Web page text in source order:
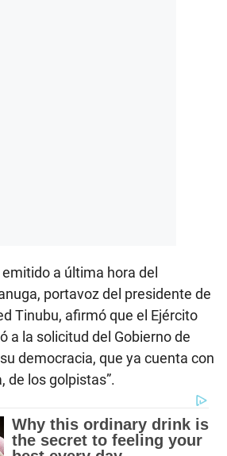
a última hora del
portavoz del presidente de
Tinubu, afirmó que el Ejército
a la solicitud del Gobierno de
democracia, que ya cuenta con
de los golpistas”.